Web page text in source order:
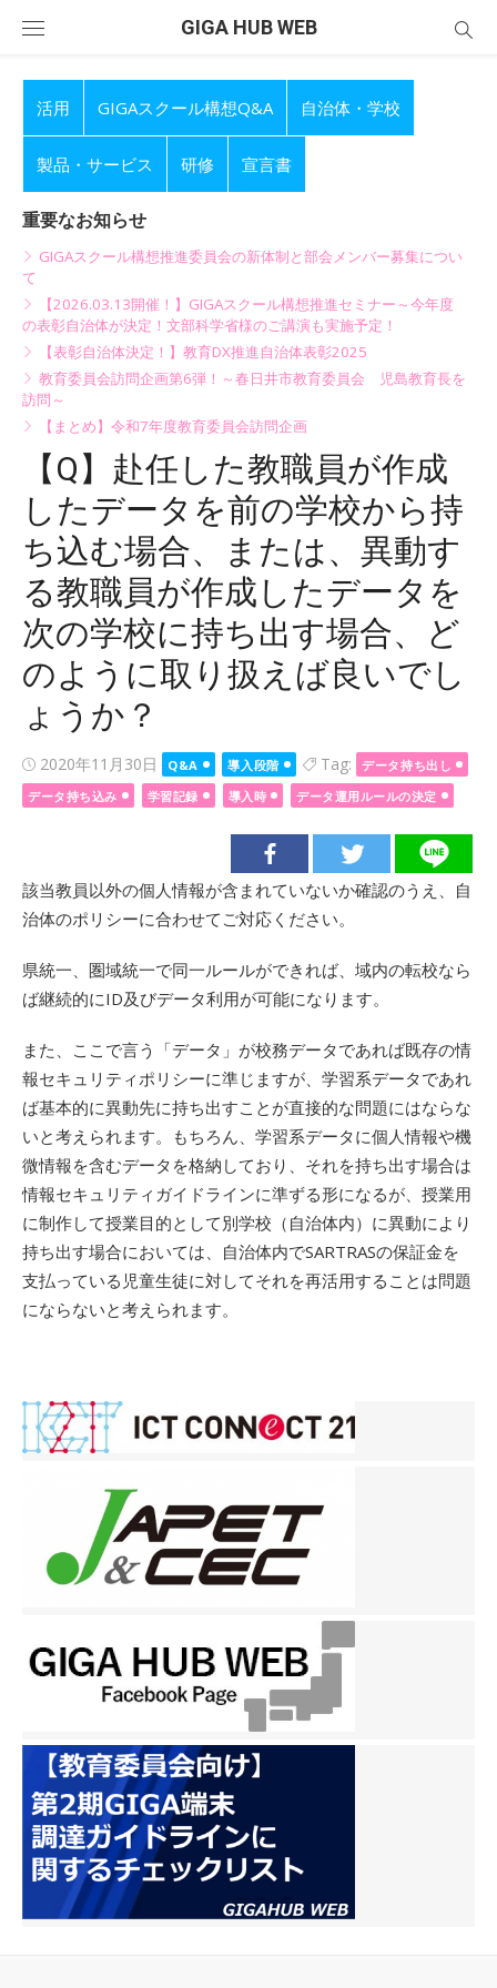
GIGA HUB WEB
活用 GIGAスクール構想Q&A 自治体・学校
製品・サービス 研修 宣言書
重要なお知らせ
GIGAスクール構想推進委員会の新体制と部会メンバー募集につい
て
【2026.03.13開催！】GIGAスクール構想推進セミナー～今年度
の表彰自治体が決定！文部科学省様のご講演も実施予定！
【表彰自治体決定！】教育DX推進自治体表彰2025
教育委員会訪問企画第6弾！～春日井市教育委員会 児島教育長を
訪問～
【まとめ】令和7年度教育委員会訪問企画
【Q】赴任した教職員が作成
したデータを前の学校から持
ち込む場合、または、異動す
る教職員が作成したデータを
次の学校に持ち出す場合、ど
のように取り扱えば良いでし
ょうか？
Posted
on
2020年11月30日 Q&A 導入段階 Tag:
データ持ち出し
データ持ち込み
学習記録 導入時 データ運用ルールの決定
該当教員以外の個人情報が含まれていないか確認のうえ、自
治体のポリシーに合わせてご対応ください。
県統一、圏域統一で同一ルールができれば、域内の転校なら
ば継続的にID及びデータ利用が可能になります。
また、ここで言う「データ」が校務データであれば既存の情
報セキュリティポリシーに準じますが、学習系データであれ
ば基本的に異動先に持ち出すことが直接的な問題にはならな
いと考えられます。もちろん、学習系データに個人情報や機
微情報を含むデータを格納しており、それを持ち出す場合は
情報セキュリティガイドラインに準ずる形になるが、授業用
に制作して授業目的として別学校（自治体内）に異動により
持ち出す場合においては、自治体内でSARTRASの保証金を
支払っている児童生徒に対してそれを再活用することは問題
にならないと考えられます。